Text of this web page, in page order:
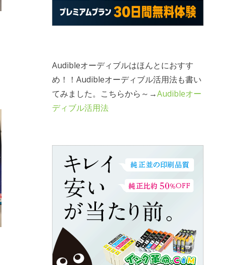
Audibleオーディブルはほんとにおすす
め！！Audibleオーディブル活用法も書い
てみました。こちらから～→Audibleオー
ディブル活用法